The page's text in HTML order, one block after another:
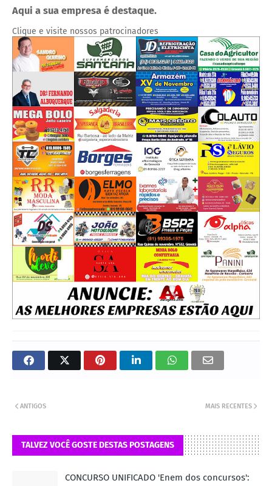
Aqui a sua empresa é destaque.
Clique e visite nossos patrocinadores
MAIS RECENTES
ANTIGOS
TALVEZ VOCÊ GOSTE DESTAS POSTAGENS
CONCURSO UNIFICADO 'Enem dos concursos':